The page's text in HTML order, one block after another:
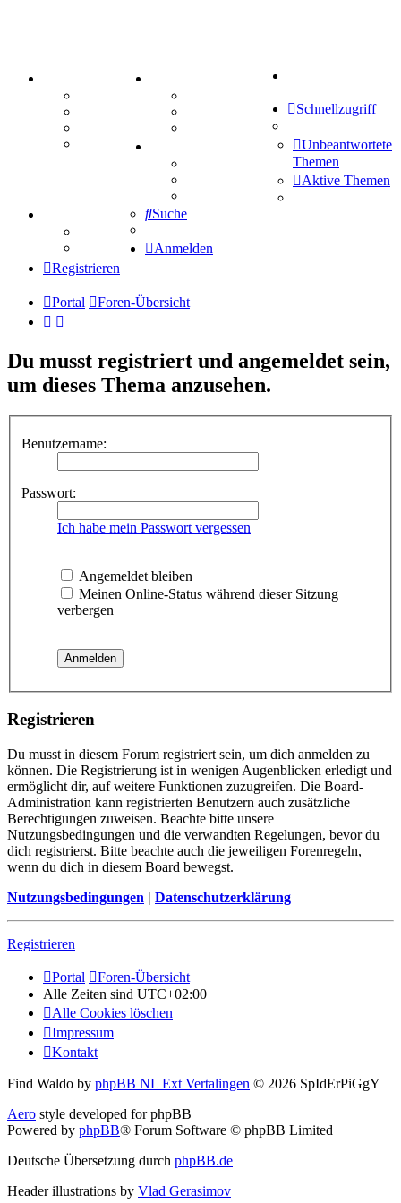
Mastodon
Treffenübersicht
Zitatesammlung
Schiffe versenken
Tipprunde
Comunio
Schnellzugriff
Unbeantwortete
Themen
Aktive Themen
Suche
Anmelden
Registrieren
Portal Foren-Übersicht
Du musst registriert und angemeldet sein,
um dieses Thema anzusehen.
Benutzername:
Passwort:
Ich habe mein Passwort vergessen
Angemeldet bleiben
Meinen Online-Status während dieser Sitzung
verbergen
Registrieren
Du musst in diesem Forum registriert sein, um dich anmelden zu
können. Die Registrierung ist in wenigen Augenblicken erledigt und
ermöglicht dir, auf weitere Funktionen zuzugreifen. Die Board-
Administration kann registrierten Benutzern auch zusätzliche
Berechtigungen zuweisen. Beachte bitte unsere
Nutzungsbedingungen und die verwandten Regelungen, bevor du
dich registrierst. Bitte beachte auch die jeweiligen Forenregeln,
wenn du dich in diesem Board bewegst.
Nutzungsbedingungen | Datenschutzerklärung
Registrieren
Portal
Foren-Übersicht
Alle Zeiten sind UTC+02:00
Alle Cookies löschen
Impressum
Kontakt
Find Waldo by phpBB NL Ext Vertalingen © 2026 SpIdErPiGgY
Aero style developed for phpBB
Powered by phpBB® Forum Software © phpBB Limited
Deutsche Übersetzung durch phpBB.de
Header illustrations by Vlad Gerasimov